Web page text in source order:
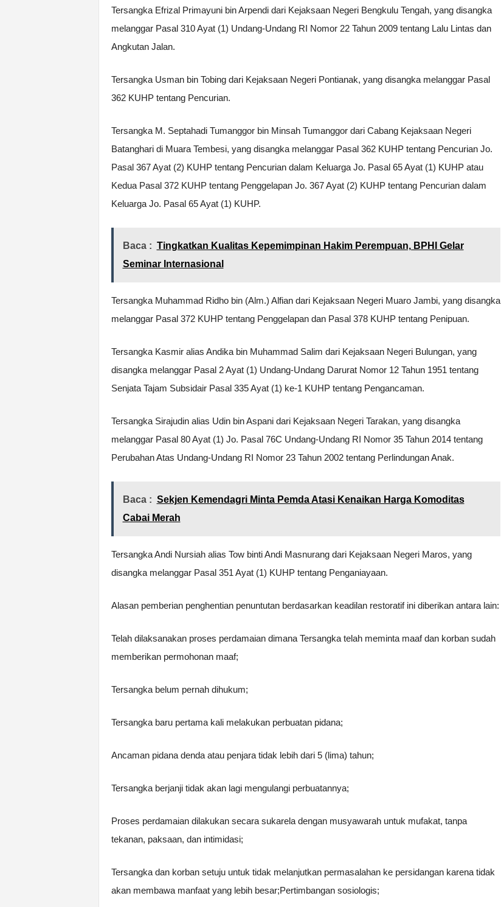
Tersangka Efrizal Primayuni bin Arpendi dari Kejaksaan Negeri Bengkulu Tengah, yang disangka
melanggar Pasal 310 Ayat (1) Undang-Undang RI Nomor 22 Tahun 2009 tentang Lalu Lintas dan
Angkutan Jalan.
Tersangka Usman bin Tobing dari Kejaksaan Negeri Pontianak, yang disangka melanggar Pasal
362 KUHP tentang Pencurian.
Tersangka M. Septahadi Tumanggor bin Minsah Tumanggor dari Cabang Kejaksaan Negeri
Batanghari di Muara Tembesi, yang disangka melanggar Pasal 362 KUHP tentang Pencurian Jo.
Pasal 367 Ayat (2) KUHP tentang Pencurian dalam Keluarga Jo. Pasal 65 Ayat (1) KUHP atau
Kedua Pasal 372 KUHP tentang Penggelapan Jo. 367 Ayat (2) KUHP tentang Pencurian dalam
Keluarga Jo. Pasal 65 Ayat (1) KUHP.
Baca : Tingkatkan Kualitas Kepemimpinan Hakim Perempuan, BPHI Gelar
Seminar Internasional
Tersangka Muhammad Ridho bin (Alm.) Alfian dari Kejaksaan Negeri Muaro Jambi, yang disangka
melanggar Pasal 372 KUHP tentang Penggelapan dan Pasal 378 KUHP tentang Penipuan.
Tersangka Kasmir alias Andika bin Muhammad Salim dari Kejaksaan Negeri Bulungan, yang
disangka melanggar Pasal 2 Ayat (1) Undang-Undang Darurat Nomor 12 Tahun 1951 tentang
Senjata Tajam Subsidair Pasal 335 Ayat (1) ke-1 KUHP tentang Pengancaman.
Tersangka Sirajudin alias Udin bin Aspani dari Kejaksaan Negeri Tarakan, yang disangka
melanggar Pasal 80 Ayat (1) Jo. Pasal 76C Undang-Undang RI Nomor 35 Tahun 2014 tentang
Perubahan Atas Undang-Undang RI Nomor 23 Tahun 2002 tentang Perlindungan Anak.
Baca : Sekjen Kemendagri Minta Pemda Atasi Kenaikan Harga Komoditas
Cabai Merah
Tersangka Andi Nursiah alias Tow binti Andi Masnurang dari Kejaksaan Negeri Maros, yang
disangka melanggar Pasal 351 Ayat (1) KUHP tentang Penganiayaan.
Alasan pemberian penghentian penuntutan berdasarkan keadilan restoratif ini diberikan antara lain:
Telah dilaksanakan proses perdamaian dimana Tersangka telah meminta maaf dan korban sudah
memberikan permohonan maaf;
Tersangka belum pernah dihukum;
Tersangka baru pertama kali melakukan perbuatan pidana;
Ancaman pidana denda atau penjara tidak lebih dari 5 (lima) tahun;
Tersangka berjanji tidak akan lagi mengulangi perbuatannya;
Proses perdamaian dilakukan secara sukarela dengan musyawarah untuk mufakat, tanpa
tekanan, paksaan, dan intimidasi;
Tersangka dan korban setuju untuk tidak melanjutkan permasalahan ke persidangan karena tidak
akan membawa manfaat yang lebih besar;Pertimbangan sosiologis;